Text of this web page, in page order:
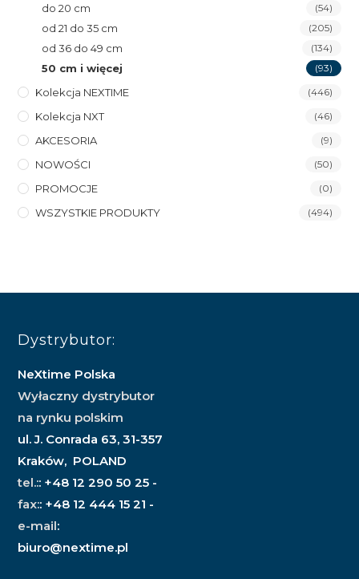
do 20 cm (54)
od 21 do 35 cm (205)
od 36 do 49 cm (134)
50 cm i więcej (93)
Kolekcja NEXTIME (446)
Kolekcja NXT (46)
AKCESORIA (9)
NOWOŚCI (50)
PROMOCJE (0)
WSZYSTKIE PRODUKTY (494)
Dystrybutor:
NeXtime Polska
Wyłaczny dystrybutor
na rynku polskim
ul. J. Conrada 63, 31-357
Kraków, POLAND
tel.:: +48 12 290 50 25 -
fax:: +48 12 444 15 21 -
e-mail:
biuro@nextime.pl